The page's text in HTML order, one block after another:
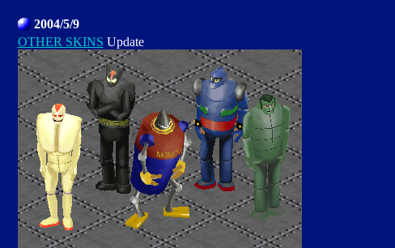
2004/5/9
OTHER SKINS Update